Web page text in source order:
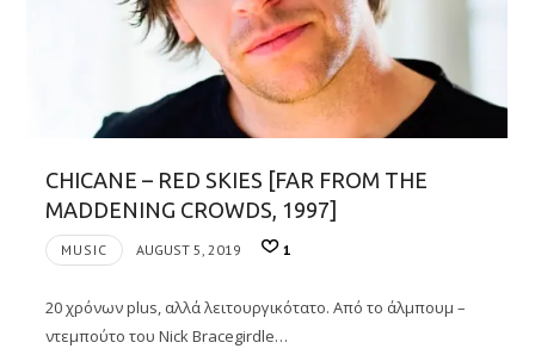
CHICANE – RED SKIES [FAR FROM THE
MADDENING CROWDS, 1997]
MUSIC AUGUST 5, 2019 1
20 χρόνων plus, αλλά λειτουργικότατο. Από το άλμπουμ –
ντεμπούτο του Nick Bracegirdle…